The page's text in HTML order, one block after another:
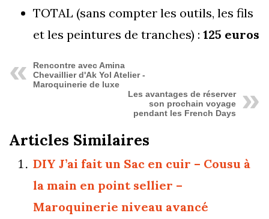
TOTAL (sans compter les outils, les fils
et les peintures de tranches) : 125 euros
Rencontre avec Amina
Chevaillier d'Ak Yol Atelier -
Maroquinerie de luxe
Les avantages de réserver
son prochain voyage
pendant les French Days
Articles Similaires
DIY J’ai fait un Sac en cuir – Cousu à
la main en point sellier –
Maroquinerie niveau avancé